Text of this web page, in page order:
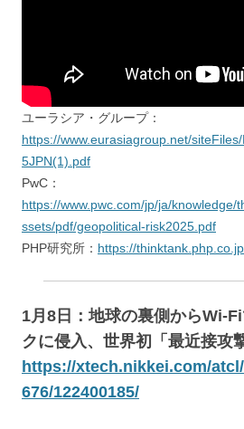
ユーラシア・グループ：
https://www.eurasiagroup.net/
5JPN(1).pdf
PwC：
https://www.pwc.com/jp/ja/knowledge/
ssets/pdf/geopolitical-risk2025.pdf
PHP研究所： https://
1月8日：地球の裏側からWi-
クに侵入、世界初「最近接攻
https://xtech.nikkei.com/
676/122400185/